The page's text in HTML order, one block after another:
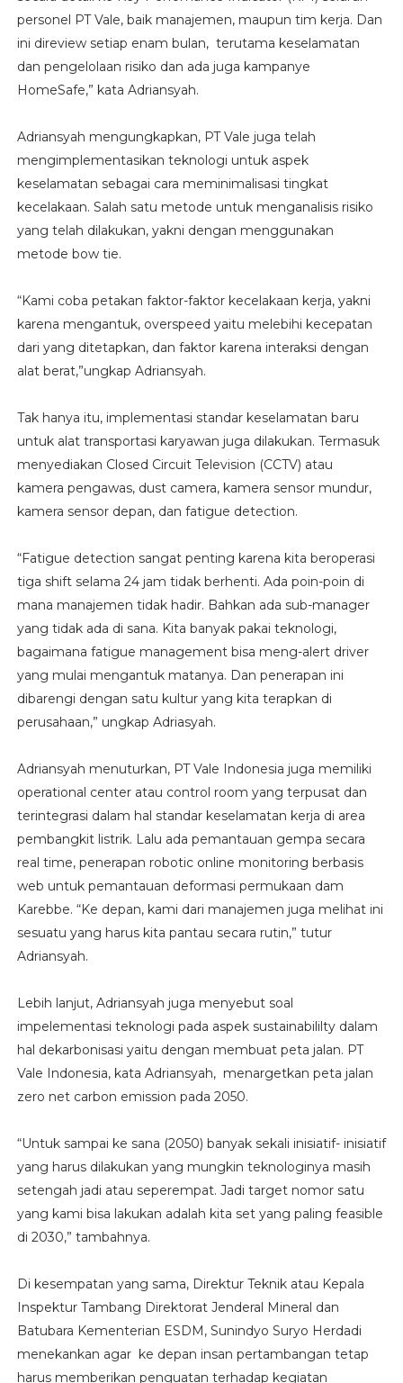
personel PT Vale, baik manajemen, maupun tim kerja. Dan
ini direview setiap enam bulan, terutama keselamatan
dan pengelolaan risiko dan ada juga kampanye
HomeSafe,” kata Adriansyah.
Adriansyah mengungkapkan, PT Vale juga telah
mengimplementasikan teknologi untuk aspek
keselamatan sebagai cara meminimalisasi tingkat
kecelakaan. Salah satu metode untuk menganalisis risiko
yang telah dilakukan, yakni dengan menggunakan
metode bow tie.
“Kami coba petakan faktor-faktor kecelakaan kerja, yakni
karena mengantuk, overspeed yaitu melebihi kecepatan
dari yang ditetapkan, dan faktor karena interaksi dengan
alat berat,”ungkap Adriansyah.
Tak hanya itu, implementasi standar keselamatan baru
untuk alat transportasi karyawan juga dilakukan. Termasuk
menyediakan Closed Circuit Television (CCTV) atau
kamera pengawas, dust camera, kamera sensor mundur,
kamera sensor depan, dan fatigue detection.
“Fatigue detection sangat penting karena kita beroperasi
tiga shift selama 24 jam tidak berhenti. Ada poin-poin di
mana manajemen tidak hadir. Bahkan ada sub-manager
yang tidak ada di sana. Kita banyak pakai teknologi,
bagaimana fatigue management bisa meng-alert driver
yang mulai mengantuk matanya. Dan penerapan ini
dibarengi dengan satu kultur yang kita terapkan di
perusahaan,” ungkap Adriasyah.
Adriansyah menuturkan, PT Vale Indonesia juga memiliki
operational center atau control room yang terpusat dan
terintegrasi dalam hal standar keselamatan kerja di area
pembangkit listrik. Lalu ada pemantauan gempa secara
real time, penerapan robotic online monitoring berbasis
web untuk pemantauan deformasi permukaan dam
Karebbe. “Ke depan, kami dari manajemen juga melihat ini
sesuatu yang harus kita pantau secara rutin,” tutur
Adriansyah.
Lebih lanjut, Adriansyah juga menyebut soal
impelementasi teknologi pada aspek sustainabililty dalam
hal dekarbonisasi yaitu dengan membuat peta jalan. PT
Vale Indonesia, kata Adriansyah, menargetkan peta jalan
zero net carbon emission pada 2050.
“Untuk sampai ke sana (2050) banyak sekali inisiatif- inisiatif
yang harus dilakukan yang mungkin teknologinya masih
setengah jadi atau seperempat. Jadi target nomor satu
yang kami bisa lakukan adalah kita set yang paling feasible
di 2030,” tambahnya.
Di kesempatan yang sama, Direktur Teknik atau Kepala
Inspektur Tambang Direktorat Jenderal Mineral dan
Batubara Kementerian ESDM, Sunindyo Suryo Herdadi
menekankan agar ke depan insan pertambangan tetap
harus memberikan penguatan terhadap kegiatan